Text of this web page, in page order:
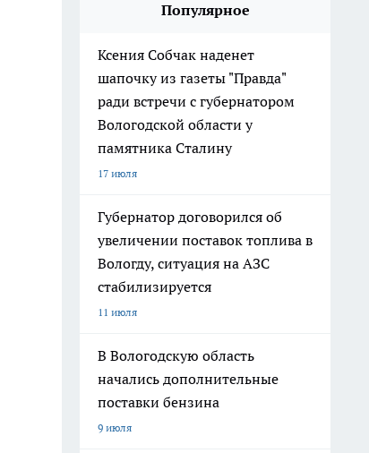
Популярное
Ксения Собчак наденет
шапочку из газеты "Правда"
ради встречи с губернатором
Вологодской области у
памятника Сталину
17 июля
Губернатор договорился об
увеличении поставок топлива в
Вологду, ситуация на АЗС
стабилизируется
11 июля
В Вологодскую область
начались дополнительные
поставки бензина
9 июля